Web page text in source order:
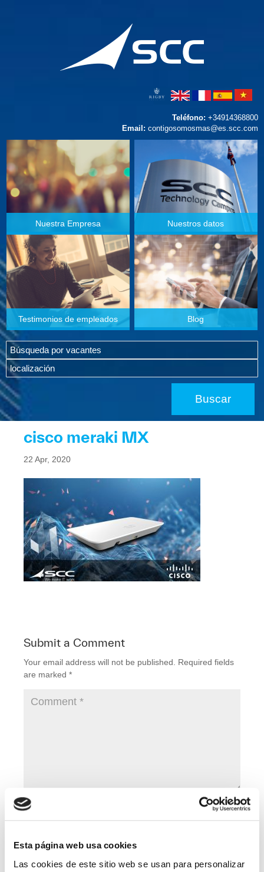
Esta página web usa cookies
Las cookies de este sitio web se usan para personalizar
Teléfono: +34914368800
Email: contigosomosmas@es.scc.com
Nuestra Empresa Nuestros datos
Testimonios de empleados Blog
cisco meraki MX
22 Apr, 2020
Submit a Comment
Your email address will not be published.
Required fields
are marked *